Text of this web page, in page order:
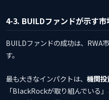
4-3. BUILDファンドが示す
BUILDファンドの成功は、RWA
す。
最も大きなインパクトは、 機関
「BlackRockが取り組んでいる